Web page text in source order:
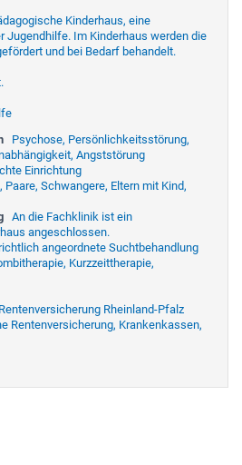
Kinderhaus, eine
Jugendhilfe. Im Kinderhaus werden die
und bei Bedarf behandelt.
Psychose, Persönlichkeitsstörung,
Angststörung
Einrichtung
Paare, Schwangere, Eltern mit Kind,
An die Fachklinik ist ein
angeschlossen.
angeordnete Suchtbehandlung
Kurzzeittherapie,
Rheinland-Pfalz
Rentenversicherung, Krankenkassen,